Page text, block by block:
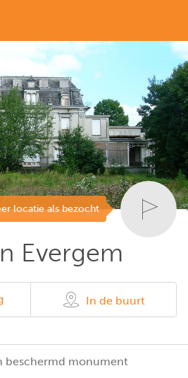
locatie als bezocht
Evergem
In de buurt
beschermd monument
LIJST